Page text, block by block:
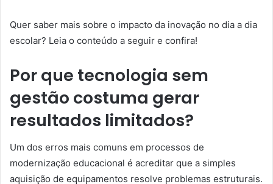
Quer saber mais sobre o impacto da inovação no dia a dia
escolar? Leia o conteúdo a seguir e confira!
Por que tecnologia sem
gestão costuma gerar
resultados limitados?
Um dos erros mais comuns em processos de
modernização educacional é acreditar que a simples
aquisição de equipamentos resolve problemas estruturais.